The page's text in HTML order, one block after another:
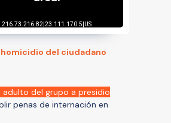
homicidio del ciudadano
adulto del grupo a presidio
penas de internación en